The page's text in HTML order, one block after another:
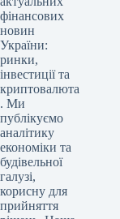
фінансових
новин
України:
ринки,
інвестиції та
криптовалюта
. Ми
публікуємо
аналітику
економіки та
будівельної
галузі,
корисну для
прийняття